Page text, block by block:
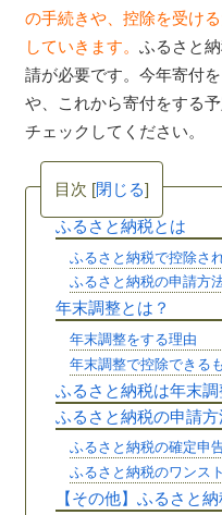
の手続きや、控除を受け
していきます。 ふるさと
請が必要です。今年寄付
や、これから寄付をする
チェックしてください。
目次 [閉じる]
ふるさと納税とは
ふるさと納税で控除さ
ふるさと納税の申請方
年末調整とは？
年末調整をする理由
年末調整で控除できる
ふるさと納税は年末調
ふるさと納税の申請方
ふるさと納税の確定申
ふるさと納税のワンス
【その他】ふるさと